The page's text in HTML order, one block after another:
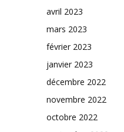
avril 2023
mars 2023
février 2023
janvier 2023
décembre 2022
novembre 2022
octobre 2022